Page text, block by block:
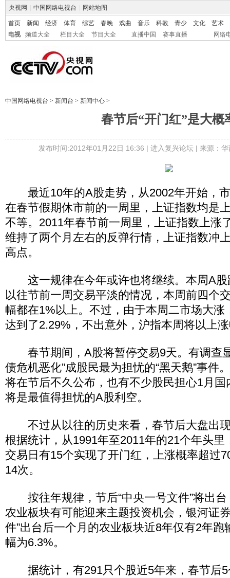
央视网 中国网络电视台 网站地图
首页 新闻 经济 体育 综艺 春晚 戏曲 音乐 科教 青少 文化
艺术
电视
频道大全 栏目大全 节目大全 直播中国 赛事直播 网络
中国网络电视台 > 新闻台 > 新闻中心 >
春节后“开门红”是大概
发布时间:2012年01月22日 16:36 | 进入复兴论坛| 来源：
最近10年的A股走势，从2002年开始，
在春节假期休市前的一周里，上证指数均是
不等。2011年春节前一周里，上证指数上涨
维持了两个月左右的反弹行情，上证指数冲
高点。
这一规律在今年或许也将继续。本周A股
以往节前一周交易平淡的情况，本周前四个
幅都在1%以上。不过，由于本周二市场大涨
达到了2.29%，不出意外，沪指本周将以上
春节期间，A股将暂停交易9天。有调查
债危机恶化”成股民最为担忧的“黑天鹅”事件
将在节后不久公布，也有不少股民担心1月
将是最值得担忧的A股利空。
不过从以往的历史来看，春节后大盘出
根据统计，从1991年至2011年的21个年头里
交易日有15个实现了开门红，上涨概率超过
14次。
按往年规律，节后“中央一号文件”将出台
农业板块有可能迎来主题投资机会，银河证
件”出台后一个月的农业板块近8年仅有2年跑
幅为6.3%。
据统计，有291只个股近5年来，春节后5